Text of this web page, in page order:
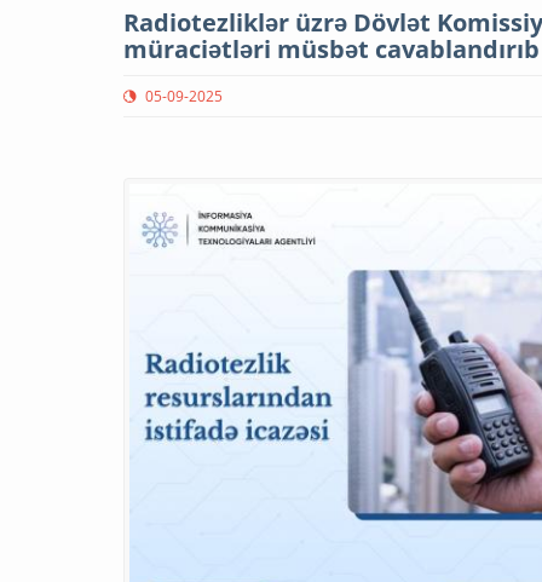
Radiotezliklər üzrə Dövlət
müraciətləri müsbət cavablandırıb
05-09-2025